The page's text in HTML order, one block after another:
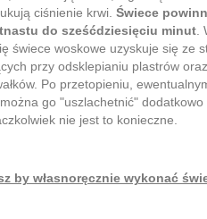
ciśnienie krwi. Świece
do sześćdziesięciu minut.
świece woskowe uzyskuje się ze
przy odsklepianiu plastrów
Po przetopieniu,
go "uszlachetnić"
nie jest to konieczne.
by własnoręcznie wykonać